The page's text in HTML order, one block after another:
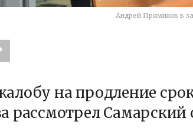
Андрей Прямилов в
на продление
рассмотрел Самарский